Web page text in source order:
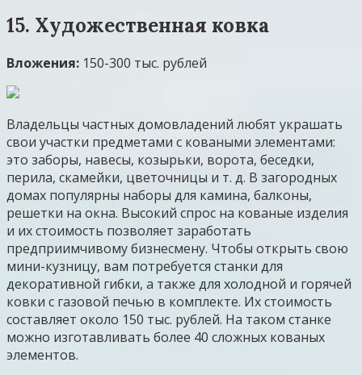
15. Художественная ковка
Вложения: 150-300 тыс. рублей
Владельцы частных домовладений любят украшать
свои участки предметами с коваными элементами:
это заборы, навесы, козырьки, ворота, беседки,
перила, скамейки, цветочницы и т. д. В загородных
домах популярны наборы для камина, балконы,
решетки на окна. Высокий спрос на кованые изделия
и их стоимость позволяет заработать
предприимчивому бизнесмену. Чтобы открыть свою
мини-кузницу, вам потребуется станки для
декоративной гибки, а также для холодной и горячей
ковки с газовой печью в комплекте. Их стоимость
составляет около 150 тыс. рублей. На таком станке
можно изготавливать более 40 сложных кованых
элементов.